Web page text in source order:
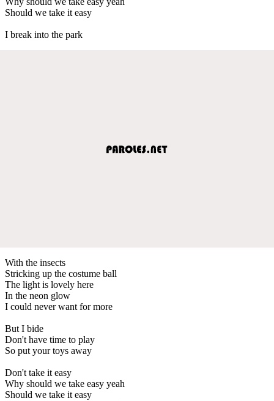
Should we take it easy
I break into the park
With the insects
Stricking up the costume ball
The light is lovely here
In the neon glow
I could never want for more
But I bide
Don't have time to play
So put your toys away
Don't take it easy
Why should we take easy yeah
Should we take it easy